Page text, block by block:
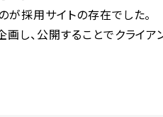
採用サイトの存在でした。
し、公開することでクライ